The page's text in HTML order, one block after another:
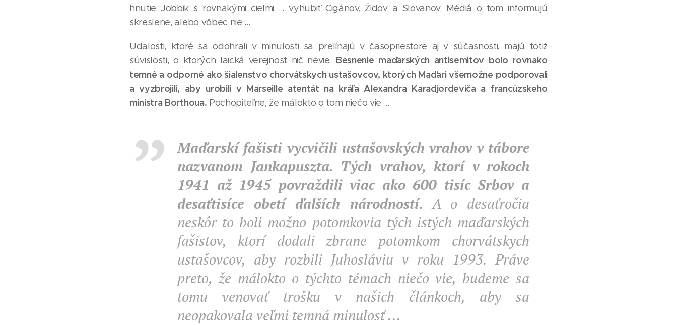
hnutie Jobbik s rovnakými cieľmi ... vyhubiť Cigánov, Židov a Slovanov. Médiá o tom informujú
skreslene, alebo vôbec nie ...
Udalosti, ktoré sa odohrali v minulosti sa prelínajú v časopriestore aj v súčasnosti, majú totiž
súvislosti, o ktorých laická verejnosť nič nevie. Besnenie maďarských antisemitov bolo rovnako
temné a odporné ako šialenstvo chorvátskych ustašovcov, ktorých Maďari všemožne podporovali
a vyzbrojili, aby urobili v Marseille atentát na kráľa Alexandra Karadjordeviča a francúzskeho
ministra Borthoua. Pochopiteľne, že málokto o tom niečo vie ...
Maďarskí fašisti vycvičili ustašovských vrahov v tábore
nazvanom Jankapuszta. Tých vrahov, ktorí v rokoch
1941 až 1945 povraždili viac ako 600 tisíc Srbov a
desaťtisíce obetí ďalších národností. A o desaťročia
neskôr to boli možno potomkovia tých istých maďarských
fašistov, ktorí dodali zbrane potomkom chorvátskych
ustašovcov, aby rozbili Juhosláviu v roku 1993. Práve
preto, že málokto o týchto témach niečo vie, budeme sa
tomu venovať trošku v našich článkoch, aby sa
neopakovala veľmi temná minulosť ...